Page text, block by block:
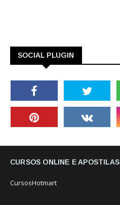
SOCIAL PLUGIN
CURSOS ONLINE E APOSTILAS
CursosHotmart